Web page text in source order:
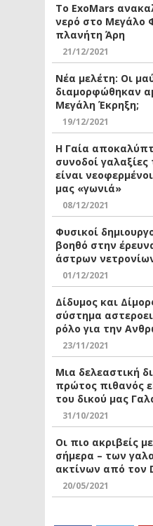
Το ExoMars
νερό στο Μεγάλο
πλανήτη Άρη
21/12/2021
Νέα μελέτη: Οι
διαμορφώθηκαν
Μεγάλη Έκρηξη;
19/12/2021
Η Γαία
συνοδοί
είναι
μας «γωνιά»
08/12/2021
Φυσικοί
βοηθό στην
άστρων
01/12/2021
Δίδυμος και
σύστημα
ρόλο για την
23/11/2021
Μια δελεαστική
πρώτος πιθανός
του δικού μας
31/10/2021
Οι πιο ακριβείς
σήμερα – των
ακτίνων από τον
20/05/2021